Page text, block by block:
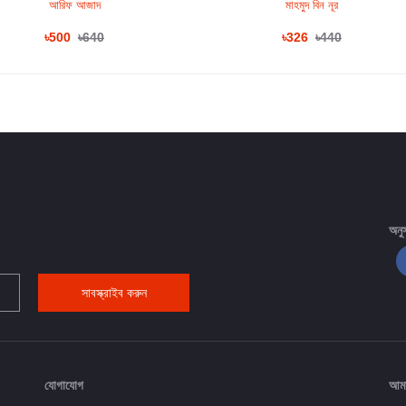
আরিফ আজাদ
৳500 ৳640
মাহমুদ বিন নূর
৳326 ৳440
সাবস্ক্রাইব করুন
যোগাযোগ